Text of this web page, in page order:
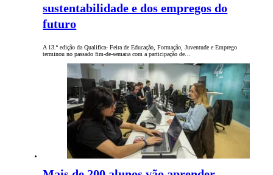
sustentabilidade e dos empregos do
futuro
A 13.ª edição da Qualifica- Feira de Educação, Formação, Juventude e Emprego
terminou no passado fim-de-semana com a participação de…